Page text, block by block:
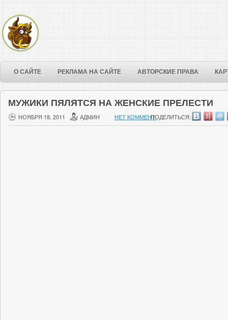
О САЙТЕ РЕКЛАМА НА САЙТЕ АВТОРСКИЕ ПРАВА
МУЖИКИ ПЯЛЯТСЯ НА ЖЕНСКИЕ ПРЕЛЕСТИ
НОЯБРЯ 18, 2011 АДМИН НЕТ КОММЕНТ.ПОДЕЛИТЬСЯ: